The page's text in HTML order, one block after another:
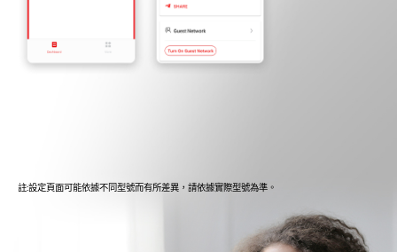
註:設定頁面可能依據不同型號而有所差異，請依據實際型號為準。